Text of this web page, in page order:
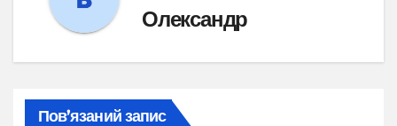
Олександр
Пов’язаний запис